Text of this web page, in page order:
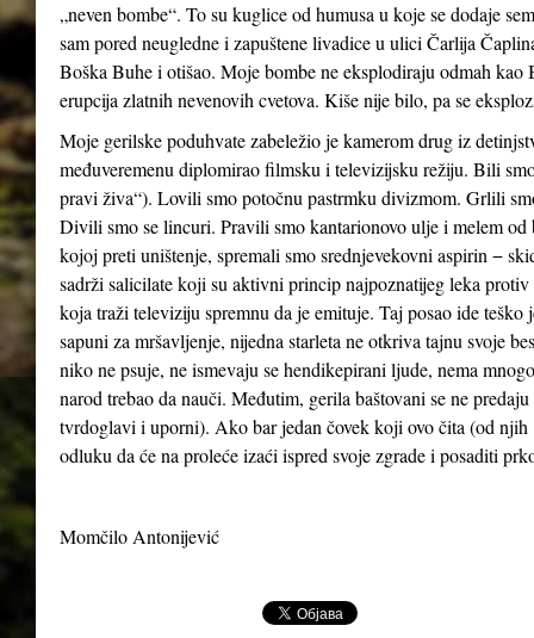
„neven bombe“. To su kuglice od humusa u koje se dodaje
sam pored neugledne i zapuštene livadice u ulici Čarlija
Boška Buhe i otišao. Moje bombe ne eksplodiraju odmah
erupcija zlatnih nevenovih cvetova. Kiše nije bilo, pa se
Moje gerilske poduhvate zabeležio je kamerom drug iz
međuveremenu diplomirao filmsku i televizijsku režiju. Bili
pravi živa“). Lovili smo potočnu pastrmku divizmom. Grlili
Divili smo se lincuri. Pravili smo kantarionovo ulje i melem
kojoj preti uništenje, spremali smo srednjevekovni aspirin −
sadrži salicilate koji su aktivni princip najpoznatijeg leka
koja traži televiziju spremnu da je emituje. Taj posao ide
sapuni za mršavljenje, nijedna starleta ne otkriva tajnu svoje
niko ne psuje, ne ismevaju se hendikepirani ljude, nema
narod trebao da nauči. Međutim, gerila baštovani se ne
tvrdoglavi i uporni). Ako bar jedan čovek koji ovo čita (od
odluku da će na proleće izaći ispred svoje zgrade i posaditi
Momčilo Antonijević